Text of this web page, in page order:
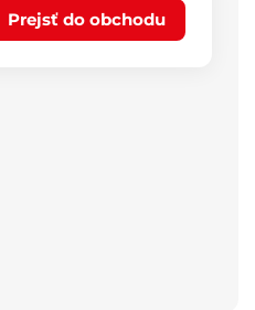
Prejsť do obchodu